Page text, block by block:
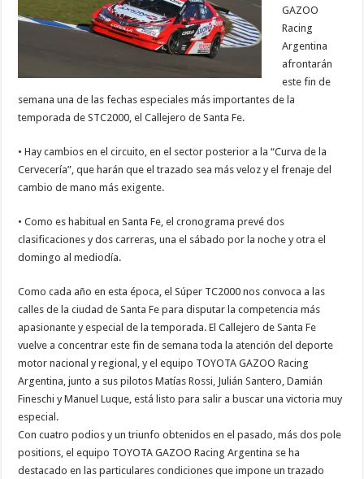
GAZOO
Racing
Argentina
afrontarán
este fin de
semana una de las fechas especiales más importantes de la
temporada de STC2000, el Callejero de Santa Fe.
• Hay cambios en el circuito, en el sector posterior a la “Curva de la
Cervecería”, que harán que el trazado sea más veloz y el frenaje del
cambio de mano más exigente.
• Como es habitual en Santa Fe, el cronograma prevé dos
clasificaciones y dos carreras, una el sábado por la noche y otra el
domingo al mediodía.
Como cada año en esta época, el Súper TC2000 nos convoca a las
calles de la ciudad de Santa Fe para disputar la competencia más
apasionante y especial de la temporada. El Callejero de Santa Fe
vuelve a concentrar este fin de semana toda la atención del deporte
motor nacional y regional, y el equipo TOYOTA GAZOO Racing
Argentina, junto a sus pilotos Matías Rossi, Julián Santero, Damián
Fineschi y Manuel Luque, está listo para salir a buscar una victoria muy
especial.
Con cuatro podios y un triunfo obtenidos en el pasado, más dos pole
positions, el equipo TOYOTA GAZOO Racing Argentina se ha
destacado en las particulares condiciones que impone un trazado